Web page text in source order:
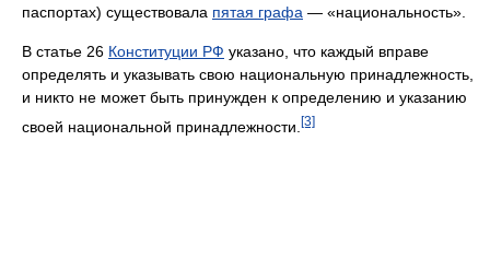
паспортах) существовала пятая графа — «национальность».
В статье 26 Конституции РФ указано, что каждый вправе
определять и указывать свою национальную принадлежность,
и никто не может быть принужден к определению и указанию
своей национальной принадлежности. [3]